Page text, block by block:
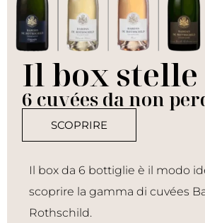
Il box stelle
6 cuvées da non
SCOPRIRE
Il box da 6 bottiglie è il modo
scoprire la gamma di cuvées
Rothschild.